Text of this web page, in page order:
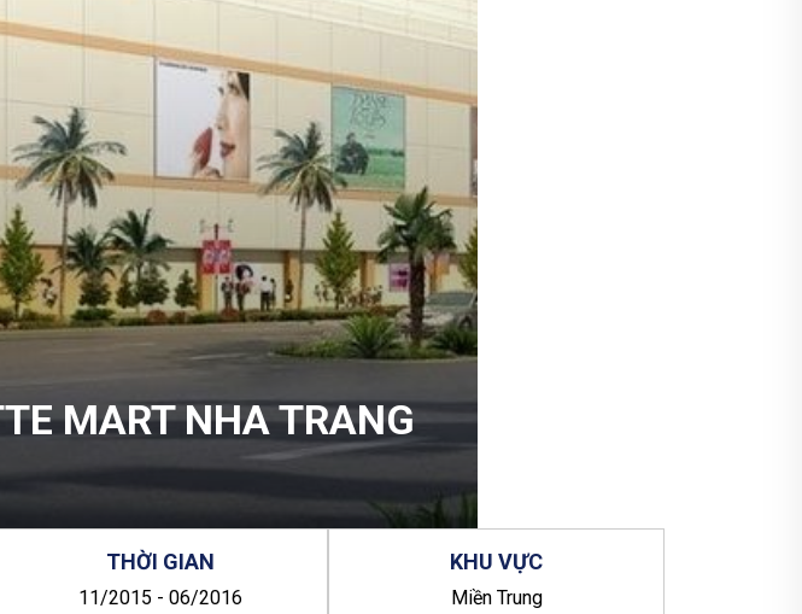
MART NHA TRANG
THỜI GIAN
11/2015 - 06/2016
KHU VỰC
Miền Trung